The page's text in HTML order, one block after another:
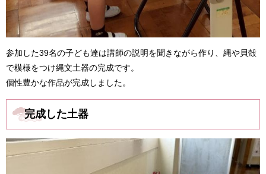
参加した39名の子ども達は講師の説明を聞きながら作り、縄や貝殻
で模様をつけ縄文土器の完成です。
個性豊かな作品が完成しました。
完成した土器